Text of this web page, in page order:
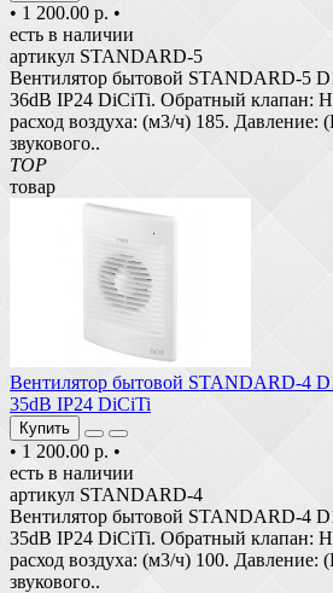
• 1 200.00 р. •
есть в наличии
артикул STANDARD-5
Вентилятор бытовой STANDARD-5
36dB IP24 DiCiTi. Обратный клапан:
расход воздуха: (м3/ч) 185. Давление:
звукового..
TOP
товар
Вентилятор бытовой STANDARD-4
35dB IP24 DiCiTi
Купить
• 1 200.00 р. •
есть в наличии
артикул STANDARD-4
Вентилятор бытовой STANDARD-4
35dB IP24 DiCiTi. Обратный клапан:
расход воздуха: (м3/ч) 100. Давление:
звукового..